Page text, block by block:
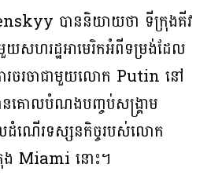
បាននិយាយថា ទីក្រុងគី​​វ
យសហរដ្ឋអាមេរិកអំពីទម្រង់ដែល
ារចរចាជាមួយលោក Putin ​នៅ
នគោលបំណងបញ្ចប់សង្គ្រាម
ដំណើរទស្សនកិច្ចរបស់លោក
ង Miami នោះ​​។​​​